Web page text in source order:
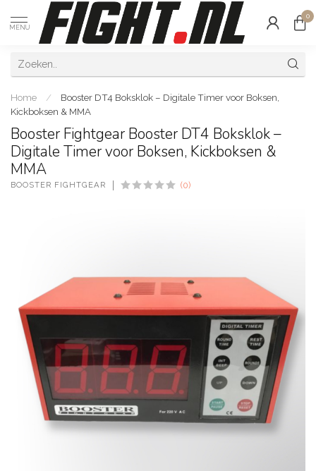
MENU
0
Home /
Booster DT4 Boksklok – Digitale Timer voor Boksen,
Kickboksen & MMA
Booster Fightgear Booster DT4 Boksklok –
Digitale Timer voor Boksen, Kickboksen &
MMA
BOOSTER FIGHTGEAR (0)